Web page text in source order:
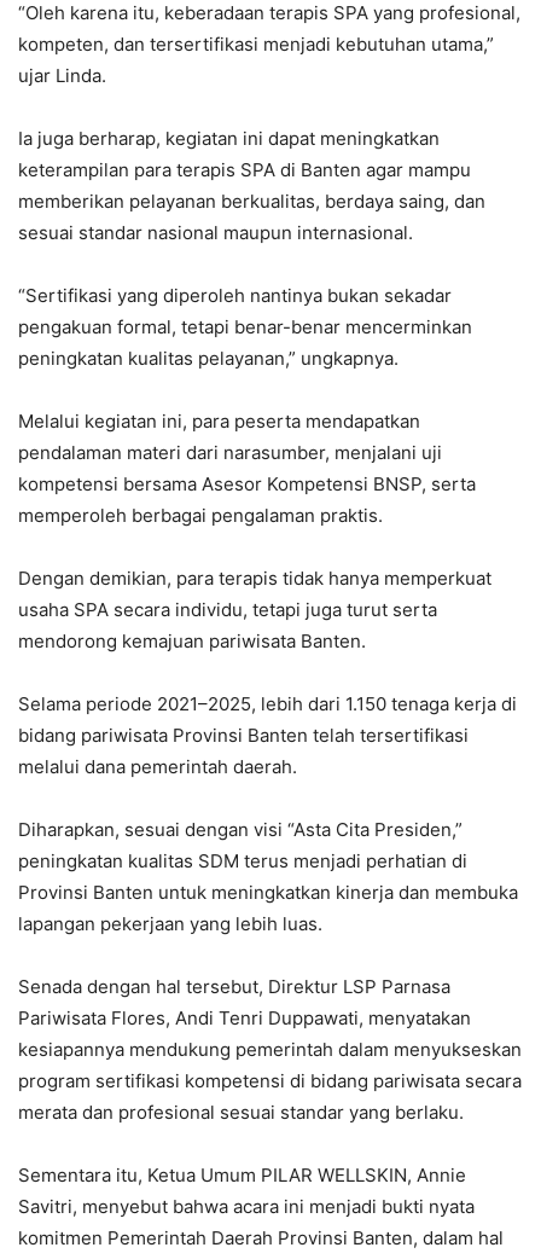
“Oleh karena itu, keberadaan terapis SPA yang profesional,
kompeten, dan tersertifikasi menjadi kebutuhan utama,”
ujar Linda.
​Ia juga berharap, kegiatan ini dapat meningkatkan
keterampilan para terapis SPA di Banten agar mampu
memberikan pelayanan berkualitas, berdaya saing, dan
sesuai standar nasional maupun internasional.
“Sertifikasi yang diperoleh nantinya bukan sekadar
pengakuan formal, tetapi benar-benar mencerminkan
peningkatan kualitas pelayanan,” ungkapnya.
​Melalui kegiatan ini, para peserta mendapatkan
pendalaman materi dari narasumber, menjalani uji
kompetensi bersama Asesor Kompetensi BNSP, serta
memperoleh berbagai pengalaman praktis.
Dengan demikian, para terapis tidak hanya memperkuat
usaha SPA secara individu, tetapi juga turut serta
mendorong kemajuan pariwisata Banten.
​Selama periode 2021–2025, lebih dari 1.150 tenaga kerja di
bidang pariwisata Provinsi Banten telah tersertifikasi
melalui dana pemerintah daerah.
Diharapkan, sesuai dengan visi “Asta Cita Presiden,”
peningkatan kualitas SDM terus menjadi perhatian di
Provinsi Banten untuk meningkatkan kinerja dan membuka
lapangan pekerjaan yang lebih luas.
​Senada dengan hal tersebut, Direktur LSP Parnasa
Pariwisata Flores, Andi Tenri Duppawati, menyatakan
kesiapannya mendukung pemerintah dalam menyukseskan
program sertifikasi kompetensi di bidang pariwisata secara
merata dan profesional sesuai standar yang berlaku.
​Sementara itu, Ketua Umum PILAR WELLSKIN, Annie
Savitri, menyebut bahwa acara ini menjadi bukti nyata
komitmen Pemerintah Daerah Provinsi Banten, dalam hal